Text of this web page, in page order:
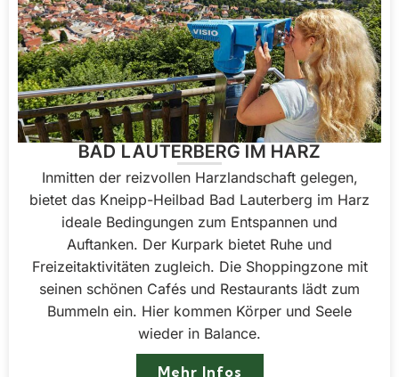
BAD LAUTERBERG IM HARZ
Inmitten der reizvollen Harzlandschaft gelegen,
bietet das Kneipp-Heilbad Bad Lauterberg im Harz
ideale Bedingungen zum Entspannen und
Auftanken. Der Kurpark bietet Ruhe und
Freizeitaktivitäten zugleich. Die Shoppingzone mit
seinen schönen Cafés und Restaurants lädt zum
Bummeln ein. Hier kommen Körper und Seele
wieder in Balance.
Mehr Infos